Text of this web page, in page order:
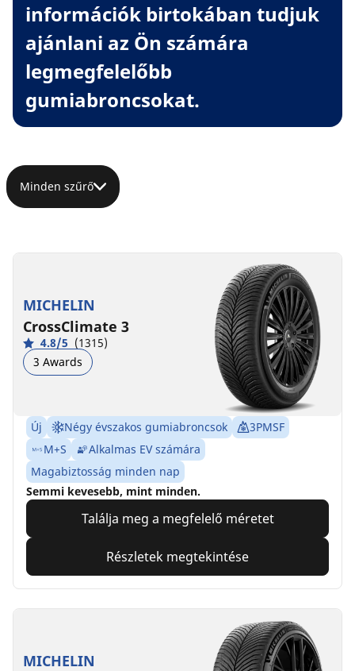
információk birtokában tudjuk
ajánlani az Ön számára
legmegfelelőbb
gumiabroncsokat.
Minden szűrő
MICHELIN
CrossClimate 3
4.8/5 (1315)
3 Awards
Új Négy évszakos gumiabroncsok
3PMSF
M+S
Alkalmas EV számára
Magabiztosság minden nap
Semmi kevesebb, mint minden.
Találja meg a megfelelő méretet
Részletek megtekintése
MICHELIN